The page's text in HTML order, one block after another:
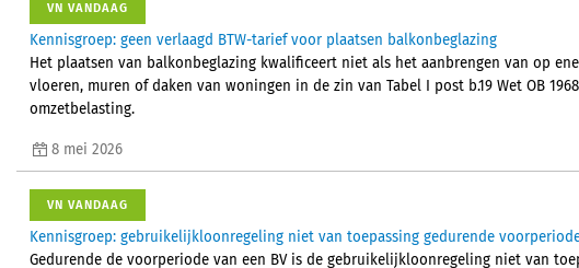
VN VANDAAG
Kennisgroep: geen verlaagd BTW-tarief voor plaatsen balkonbeglazing
Het plaatsen van balkonbeglazing kwalificeert niet als het aanbrengen van op
vloeren, muren of daken van woningen in de zin van Tabel I post b.19 Wet OB
omzetbelasting.
8 mei 2026
VN VANDAAG
Kennisgroep: gebruikelijkloonregeling niet van toepassing gedurende
Gedurende de voorperiode van een BV is de gebruikelijkloonregeling niet van